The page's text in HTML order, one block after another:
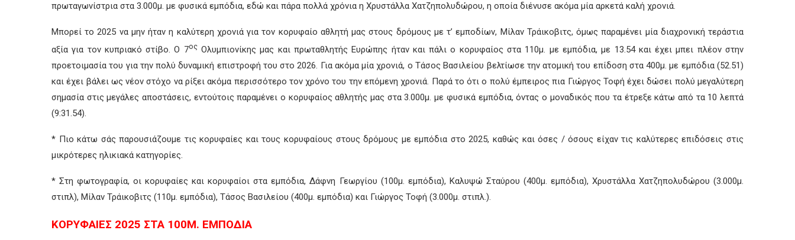
πρωταγωνίστρια στα 3.000μ. με φυσικά εμπόδια, εδώ και πάρα πολλά χρόνια η Χρυστάλλα Χατζηπολυδώρου, η οποία διένυσε ακόμα μία αρκετά καλή χρονιά.
Μπορεί το 2025 να μην ήταν η καλύτερη χρονιά για τον κορυφαίο αθλητή μας στους δρόμους με τ’ εμποδίων, Μίλαν Τράικοβιτς, όμως παραμένει μία διαχρονική τεράστια
αξία για τον κυπριακό στίβο. Ο 7οςΟλυμπιονίκης μας και πρωταθλητής Ευρώπης ήταν και πάλι ο κορυφαίος στα 110μ. με εμπόδια, με 13.54 και έχει μπει πλέον στην
προετοιμασία του για την πολύ δυναμική επιστροφή του στο 2026. Για ακόμα μία χρονιά, ο Τάσος Βασιλείου βελτίωσε την ατομική του επίδοση στα 400μ. με εμπόδια (52.51)
και έχει βάλει ως νέον στόχο να ρίξει ακόμα περισσότερο τον χρόνο του την επόμενη χρονιά. Παρά το ότι ο πολύ έμπειρος πια Γιώργος Τοφή έχει δώσει πολύ μεγαλύτερη
σημασία στις μεγάλες αποστάσεις, εντούτοις παραμένει ο κορυφαίος αθλητής μας στα 3.000μ. με φυσικά εμπόδια, όντας ο μοναδικός που τα έτρεξε κάτω από τα 10 λεπτά
(9:31.54).
* Πιο κάτω σάς παρουσιάζουμε τις κορυφαίες και τους κορυφαίους στους δρόμους με εμπόδια στο 2025, καθώς και όσες / όσους είχαν τις καλύτερες επιδόσεις στις
μικρότερες ηλικιακά κατηγορίες.
* Στη φωτογραφία, οι κορυφαίες και κορυφαίοι στα εμπόδια, Δάφνη Γεωργίου (100μ. εμπόδια), Καλυψώ Σταύρου (400μ. εμπόδια), Χρυστάλλα Χατζηπολυδώρου (3.000μ.
στιπλ), Μίλαν Τράικοβιτς (110μ. εμπόδια), Τάσος Βασιλείου (400μ. εμπόδια) και Γιώργος Τοφή (3.000μ. στιπλ.).
ΚΟΡΥΦΑΙΕΣ 2025 ΣΤΑ 100Μ. ΕΜΠΟΔΙΑ